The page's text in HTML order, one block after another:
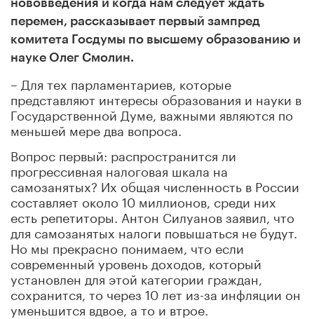
нововведения и когда нам следует ждать
перемен, рассказывает первый зампред
комитета Госдумы по высшему образованию и
науке Олег Смолин.
– Для тех парламентариев, которые
представляют интересы образования и науки в
Государственной Думе, важными являются по
меньшей мере два вопроса.
Вопрос первый: распространится ли
прогрессивная налоговая шкала на
самозанятых? Их общая численность в России
составляет около 10 миллионов, среди них
есть репетиторы. Антон Силуанов заявил, что
для самозанятых налоги повышаться не будут.
Но мы прекрасно понимаем, что если
современный уровень доходов, который
установлен для этой категории граждан,
сохранится, то через 10 лет из-за инфляции он
уменьшится вдвое, а то и втрое.